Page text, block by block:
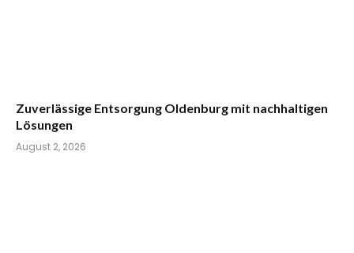
Zuverlässige Entsorgung Oldenburg mit nachhaltigen
Lösungen
August 2, 2026